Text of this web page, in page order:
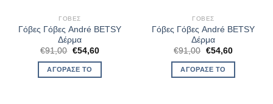
ΓΌΒΕΣ
Γόβες Γόβες André BETSY
Δέρμα
€91,00 Original
was:
€91,00.
€54,60Η
ΑΓΌΡΑΣΈ ΤΟ
ΓΌΒΕΣ
Γόβες Γόβες André BETSY
Δέρμα
€91,00 Original
was:
€91,00.
€54,60Η
ΑΓΌΡΑΣΈ ΤΟ